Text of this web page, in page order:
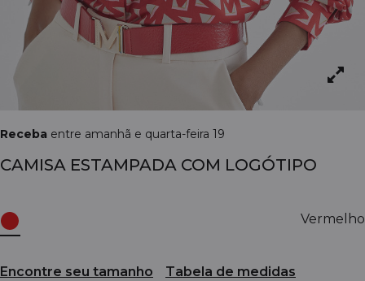
Receba entre amanhã e quarta-feira 19
CAMISA ESTAMPADA COM LOGÓTIPO
Vermelho
Encontre seu tamanho Tabela de medidas